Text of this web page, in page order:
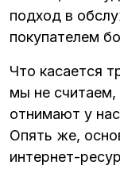
подход в
покупателем
Что касается
мы не
отнимают у
Опять же,
интернет-